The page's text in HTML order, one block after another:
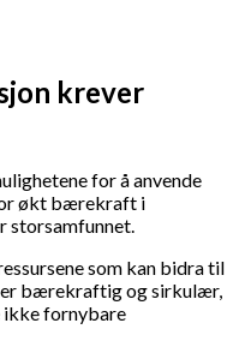
krever
for å anvende
økt bærekraft i
storsamfunnet.
som kan bidra til
bærekraftig og sirkulær,
ikke fornybare